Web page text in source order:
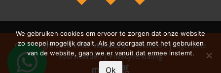
© Copyright 2026VIND Makelaardij – Overloon|Algemene
voorwaarden|Privacyverklaring
We gebruiken cookies om ervoor te zorgen dat onze website
zo soepel mogelijk draait. Als je doorgaat met het gebruiken
van de website, gaan we er vanuit dat ermee instemt.
Ok